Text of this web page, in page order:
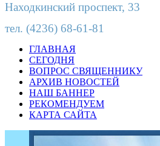
Находкинский проспект, 33
тел. (4236) 68-61-81
ГЛАВНАЯ
СЕГОДНЯ
ВОПРОС СВЯЩЕННИКУ
АРХИВ НОВОСТЕЙ
НАШ БАННЕР
РЕКОМЕНДУЕМ
КАРТА САЙТА